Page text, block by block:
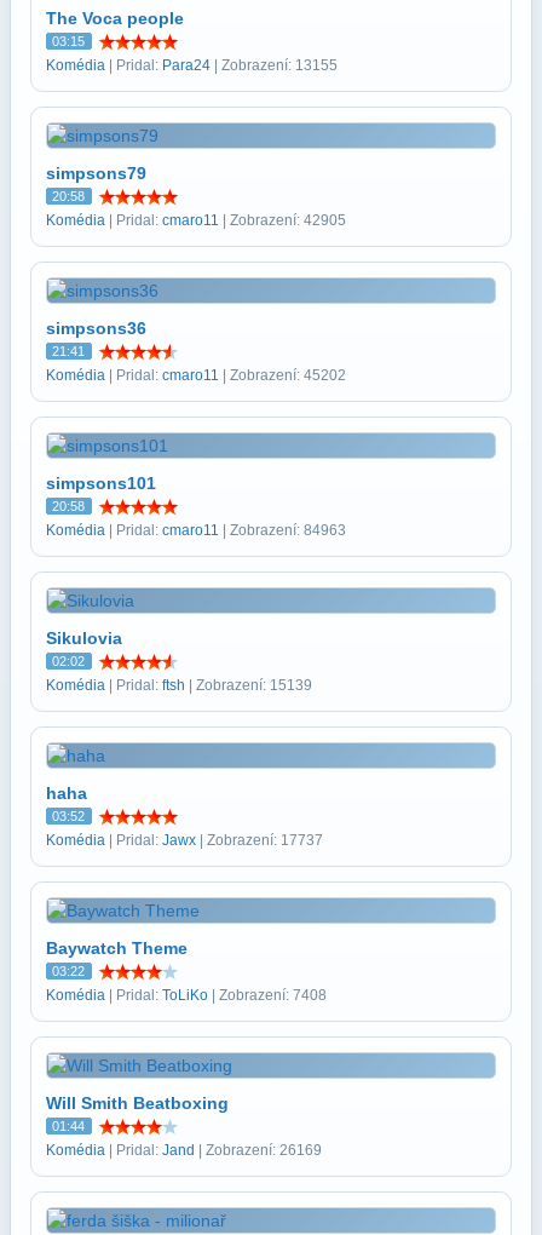
The Voca people
03:15
Komédia | Pridal: Para24 | Zobrazení: 13155
simpsons79
20:58
Komédia | Pridal: cmaro11 | Zobrazení: 42905
simpsons36
21:41
Komédia | Pridal: cmaro11 | Zobrazení: 45202
simpsons101
20:58
Komédia | Pridal: cmaro11 | Zobrazení: 84963
Sikulovia
02:02
Komédia | Pridal: ftsh | Zobrazení: 15139
haha
03:52
Komédia | Pridal: Jawx | Zobrazení: 17737
Baywatch Theme
03:22
Komédia | Pridal: ToLiKo | Zobrazení: 7408
Will Smith Beatboxing
01:44
Komédia | Pridal: Jand | Zobrazení: 26169